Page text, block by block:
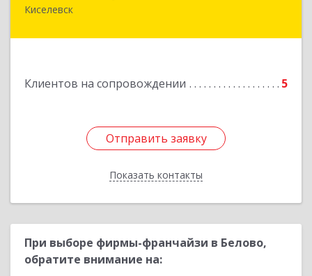
Киселевск
Клиентов на сопровождении 5
Отправить заявку
Показать контакты
650002, Кемеровская обл, г.Кемерово, пр-т
Отправить заявку
Назад
При выборе фирмы-франчайзи в Белово,
обратите внимание на: